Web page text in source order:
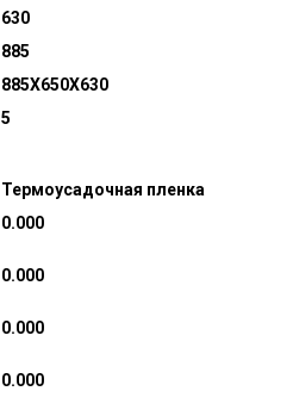
630
885
885X650X630
5
Термоусадочная пленка
0.000
0.000
0.000
0.000